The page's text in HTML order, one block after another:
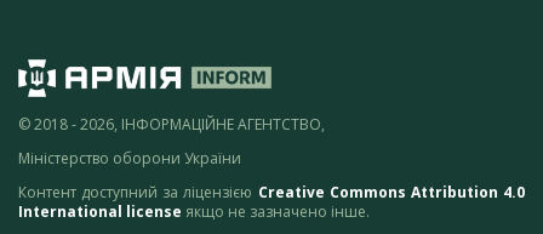
© 2018 - 2026, ІНФОРМАЦІЙНЕ АГЕНТСТВО,
Міністерство оборони України
Контент доступний за ліцензією Creative Commons Attribution 4.0
International license якщо не зазначено інше.